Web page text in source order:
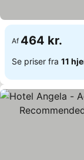
Af 464 kr.
Se priser fra 11